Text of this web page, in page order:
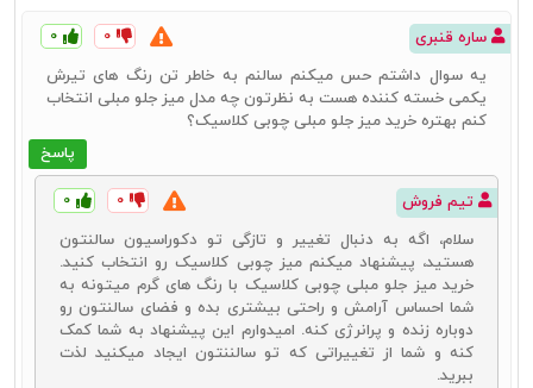
ساره قنبری ۰ ۰
پاسخ
یه سوال داشتم حس میکنم سالنم به خاطر تن رنگ های تیرش
یکمی خسته کننده هست به نظرتون چه مدل میز جلو مبلی انتخاب
کنم بهتره خرید میز جلو مبلی چوبی کلاسیک؟
تیم فروش ۰ ۰
سلام، اگه به دنبال تغییر و تازگی تو دکوراسیون سالنتون
هستید، پیشنهاد میکنم میز چوبی کلاسیک رو انتخاب کنید.
خرید میز جلو مبلی چوبی کلاسیک با رنگ های گرم میتونه به
شما احساس آرامش و راحتی بیشتری بده و فضای سالنتون رو
دوباره زنده و پرانرژی کنه. امیدوارم این پیشنهاد به شما کمک
کنه و شما از تغییراتی که تو سالننتون ایجاد میکنید لذت
ببرید.